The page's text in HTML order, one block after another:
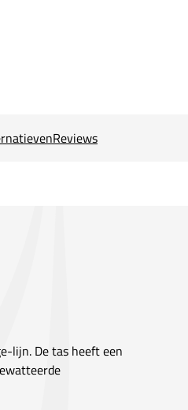
Reviews
lijn. De tas heeft een